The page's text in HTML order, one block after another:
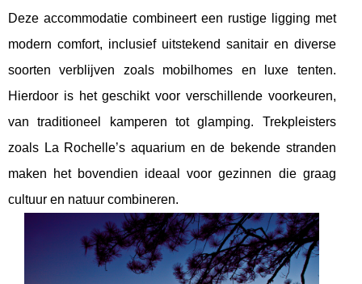
Deze accommodatie combineert een rustige ligging met
modern comfort, inclusief uitstekend sanitair en diverse
soorten verblijven zoals mobilhomes en luxe tenten.
Hierdoor is het geschikt voor verschillende voorkeuren,
van traditioneel kamperen tot glamping. Trekpleisters
zoals La Rochelle’s aquarium en de bekende stranden
maken het bovendien ideaal voor gezinnen die graag
cultuur en natuur combineren.